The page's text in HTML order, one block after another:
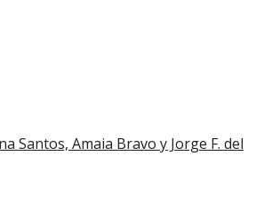
Santos, Amaia Bravo y Jorge F. del